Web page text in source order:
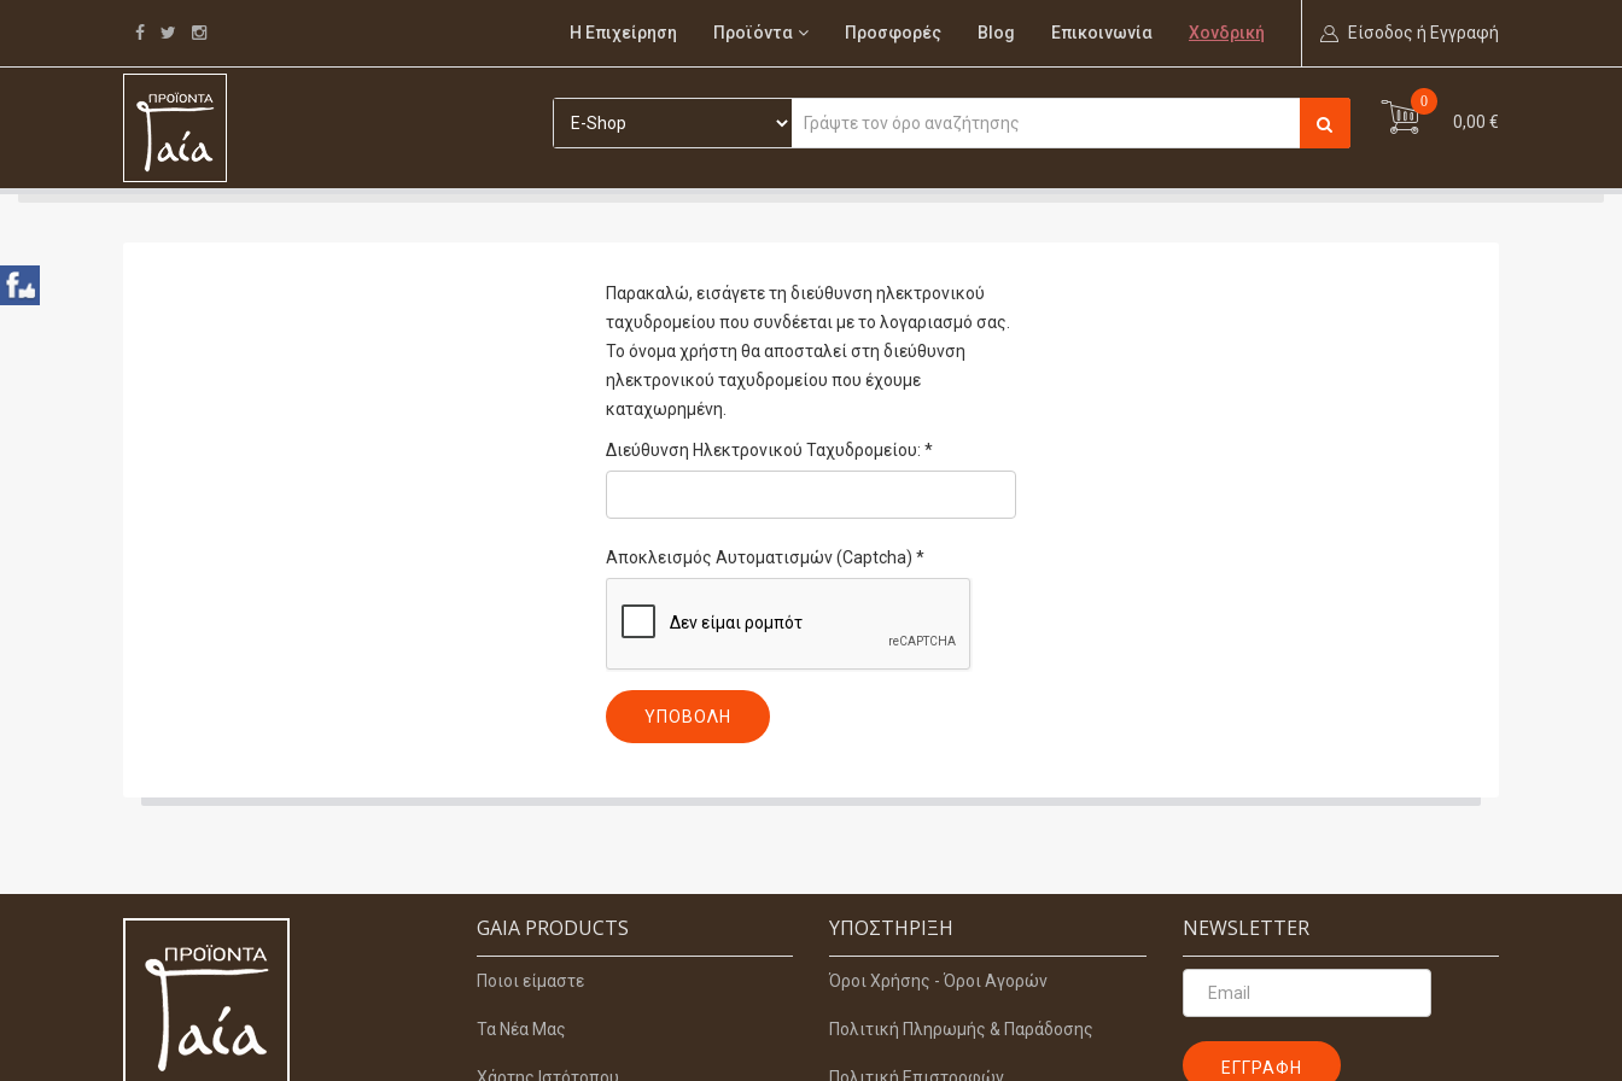
Η Επιχείρηση Προϊόντα Προσφορές Blog Επικοινωνία Χονδρική Είσοδος ή Εγγραφή
0
0,00 €
Παρακαλώ, εισάγετε τη διεύθυνση ηλεκτρονικού
ταχυδρομείου που συνδέεται με το λογαριασμό σας.
Το όνομα χρήστη θα αποσταλεί στη διεύθυνση
ηλεκτρονικού ταχυδρομείου που έχουμε
καταχωρημένη.
Διεύθυνση Ηλεκτρονικού Ταχυδρομείου: *
Αποκλεισμός Αυτοματισμών (Captcha) *
ΥΠΟΒΟΛΉ
GAIA PRODUCTS
Ποιοι είμαστε
Τα Νέα Μας
ΥΠΟΣΤΉΡΙΞΗ
Όροι Χρήσης - Όροι Αγορών
Πολιτική Πληρωμής & Παράδοσης
NEWSLETTER